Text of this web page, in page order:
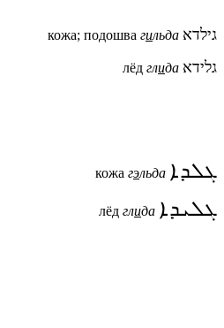
кожа; подошва гильда גילדא
лёд глида גלידא
кожа гэльда ܓܠܕܐ
лёд глида ܓܠܝܕܐ